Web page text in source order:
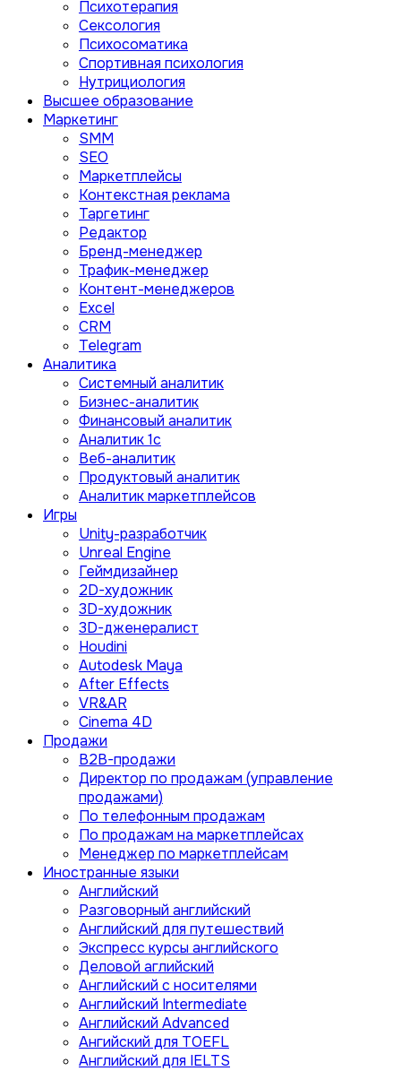
Психотерапия
Сексология
Психосоматика
Спортивная психология
Нутрициология
Высшее образование
Маркетинг
SMM
SEO
Маркетплейсы
Контекстная реклама
Таргетинг
Редактор
Бренд-менеджер
Трафик-менеджер
Контент-менеджеров
Excel
CRM
Telegram
Аналитика
Системный аналитик
Бизнес-аналитик
Финансовый аналитик
Aналитик 1с
Веб-аналитик
Продуктовый аналитик
Аналитик маркетплейсов
Игры
Unity-разработчик
Unreal Engine
Геймдизайнер
2D-художник
3D-художник
3D-дженералист
Houdini
Autodesk Maya
After Effects
VR&AR
Cinema 4D
Продажи
B2B-продажи
Директор по продажам (управление
продажами)
По телефонным продажам
По продажам на маркетплейсах
Менеджер по маркетплейсам
Иностранные языки
Английский
Разговорный английский
Английский для путешествий
Экспресс курсы английского
Деловой аглийский
Английский с носителями
Английский Intermediate
Английский Advanced
Ангийский для TOEFL
Английский для IELTS